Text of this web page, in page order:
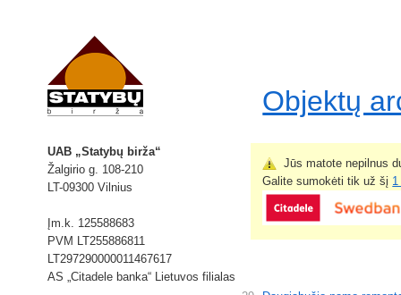
Objektų
UAB „Statybų birža“
Žalgirio g. 108-210
LT-09300 Vilnius
Įm.k. 125588683
PVM LT255886811
LT297290000011467617
AS „Citadele banka“ Lietuvos filialas
Jūs matote nepilnus
Galite sumokėti tik už šį